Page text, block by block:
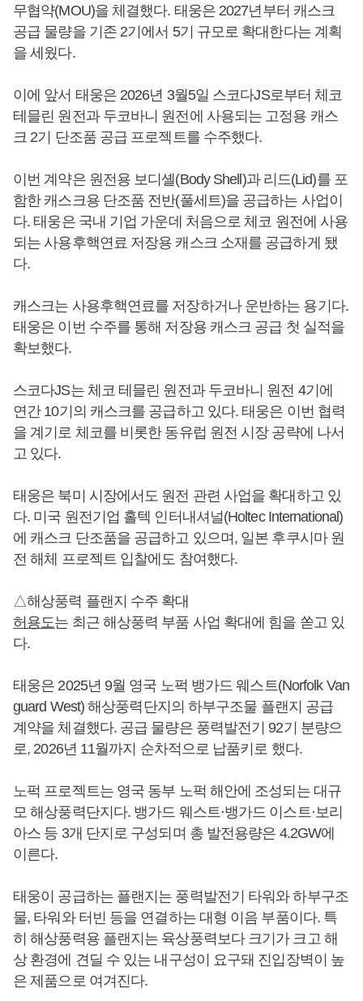
무협약(MOU)을 체결했다. 태웅은 2027년부터 캐스크
공급 물량을 기존 2기에서 5기 규모로 확대한다는 계획
을 세웠다.
이에 앞서 태웅은 2026년 3월5일 스코다JS로부터 체코
테믈린 원전과 두코바니 원전에 사용되는 고정용 캐스
크 2기 단조품 공급 프로젝트를 수주했다.
이번 계약은 원전용 보디셸(Body Shell)과 리드(Lid)를 포
함한 캐스크용 단조품 전반(풀세트)을 공급하는 사업이
다. 태웅은 국내 기업 가운데 처음으로 체코 원전에 사용
되는 사용후핵연료 저장용 캐스크 소재를 공급하게 됐
다.
캐스크는 사용후핵연료를 저장하거나 운반하는 용기다.
태웅은 이번 수주를 통해 저장용 캐스크 공급 첫 실적을
확보했다.
스코다JS는 체코 테믈린 원전과 두코바니 원전 4기에
연간 10기의 캐스크를 공급하고 있다. 태웅은 이번 협력
을 계기로 체코를 비롯한 동유럽 원전 시장 공략에 나서
고 있다.
태웅은 북미 시장에서도 원전 관련 사업을 확대하고 있
다. 미국 원전기업 홀텍 인터내셔널(Holtec International)
에 캐스크 단조품을 공급하고 있으며, 일본 후쿠시마 원
전 해체 프로젝트 입찰에도 참여했다.
△해상풍력 플랜지 수주 확대
허용도는 최근 해상풍력 부품 사업 확대에 힘을 쏟고 있
다.
태웅은 2025년 9월 영국 노퍽 뱅가드 웨스트(Norfolk Van
guard West) 해상풍력단지의 하부구조물 플랜지 공급
계약을 체결했다. 공급 물량은 풍력발전기 92기 분량으
로, 2026년 11월까지 순차적으로 납품키로 했다.
노퍽 프로젝트는 영국 동부 노퍽 해안에 조성되는 대규
모 해상풍력단지다. 뱅가드 웨스트·뱅가드 이스트·보리
아스 등 3개 단지로 구성되며 총 발전용량은 4.2GW에
이른다.
태웅이 공급하는 플랜지는 풍력발전기 타워와 하부구조
물, 타워와 터빈 등을 연결하는 대형 이음 부품이다. 특
히 해상풍력용 플랜지는 육상풍력보다 크기가 크고 해
상 환경에 견딜 수 있는 내구성이 요구돼 진입장벽이 높
은 제품으로 여겨진다.